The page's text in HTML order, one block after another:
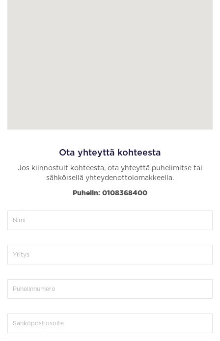
Ota yhteyttä kohteesta
Jos kiinnostuit kohteesta, ota yhteyttä puhelimitse tai
sähköisellä yhteydenottolomakkeella.
Puhelin: 0108368400